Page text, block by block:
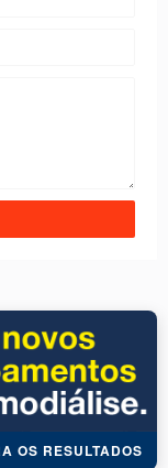
OS RESULTADOS